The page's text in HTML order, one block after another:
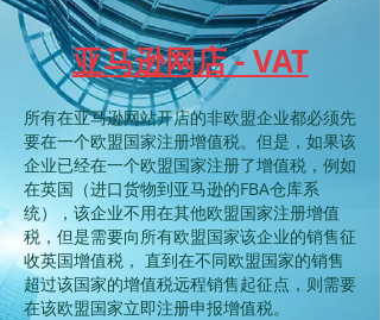
亚马逊网店 - VAT
所有在亚马逊网站开店的非欧盟企业都必须先
要在一个欧盟国家注册增值税。但是，如果该
企业已经在一个欧盟国家注册了增值税，例如
在英国（进口货物到亚马逊的FBA仓库系
统），该企业不用在其他欧盟国家注册增值
税，但是需要向所有欧盟国家该企业的销售征
收英国增值税， 直到在不同欧盟国家的销售
超过该国家的增值税远程销售起征点，则需要
在该欧盟国家立即注册申报增值税。